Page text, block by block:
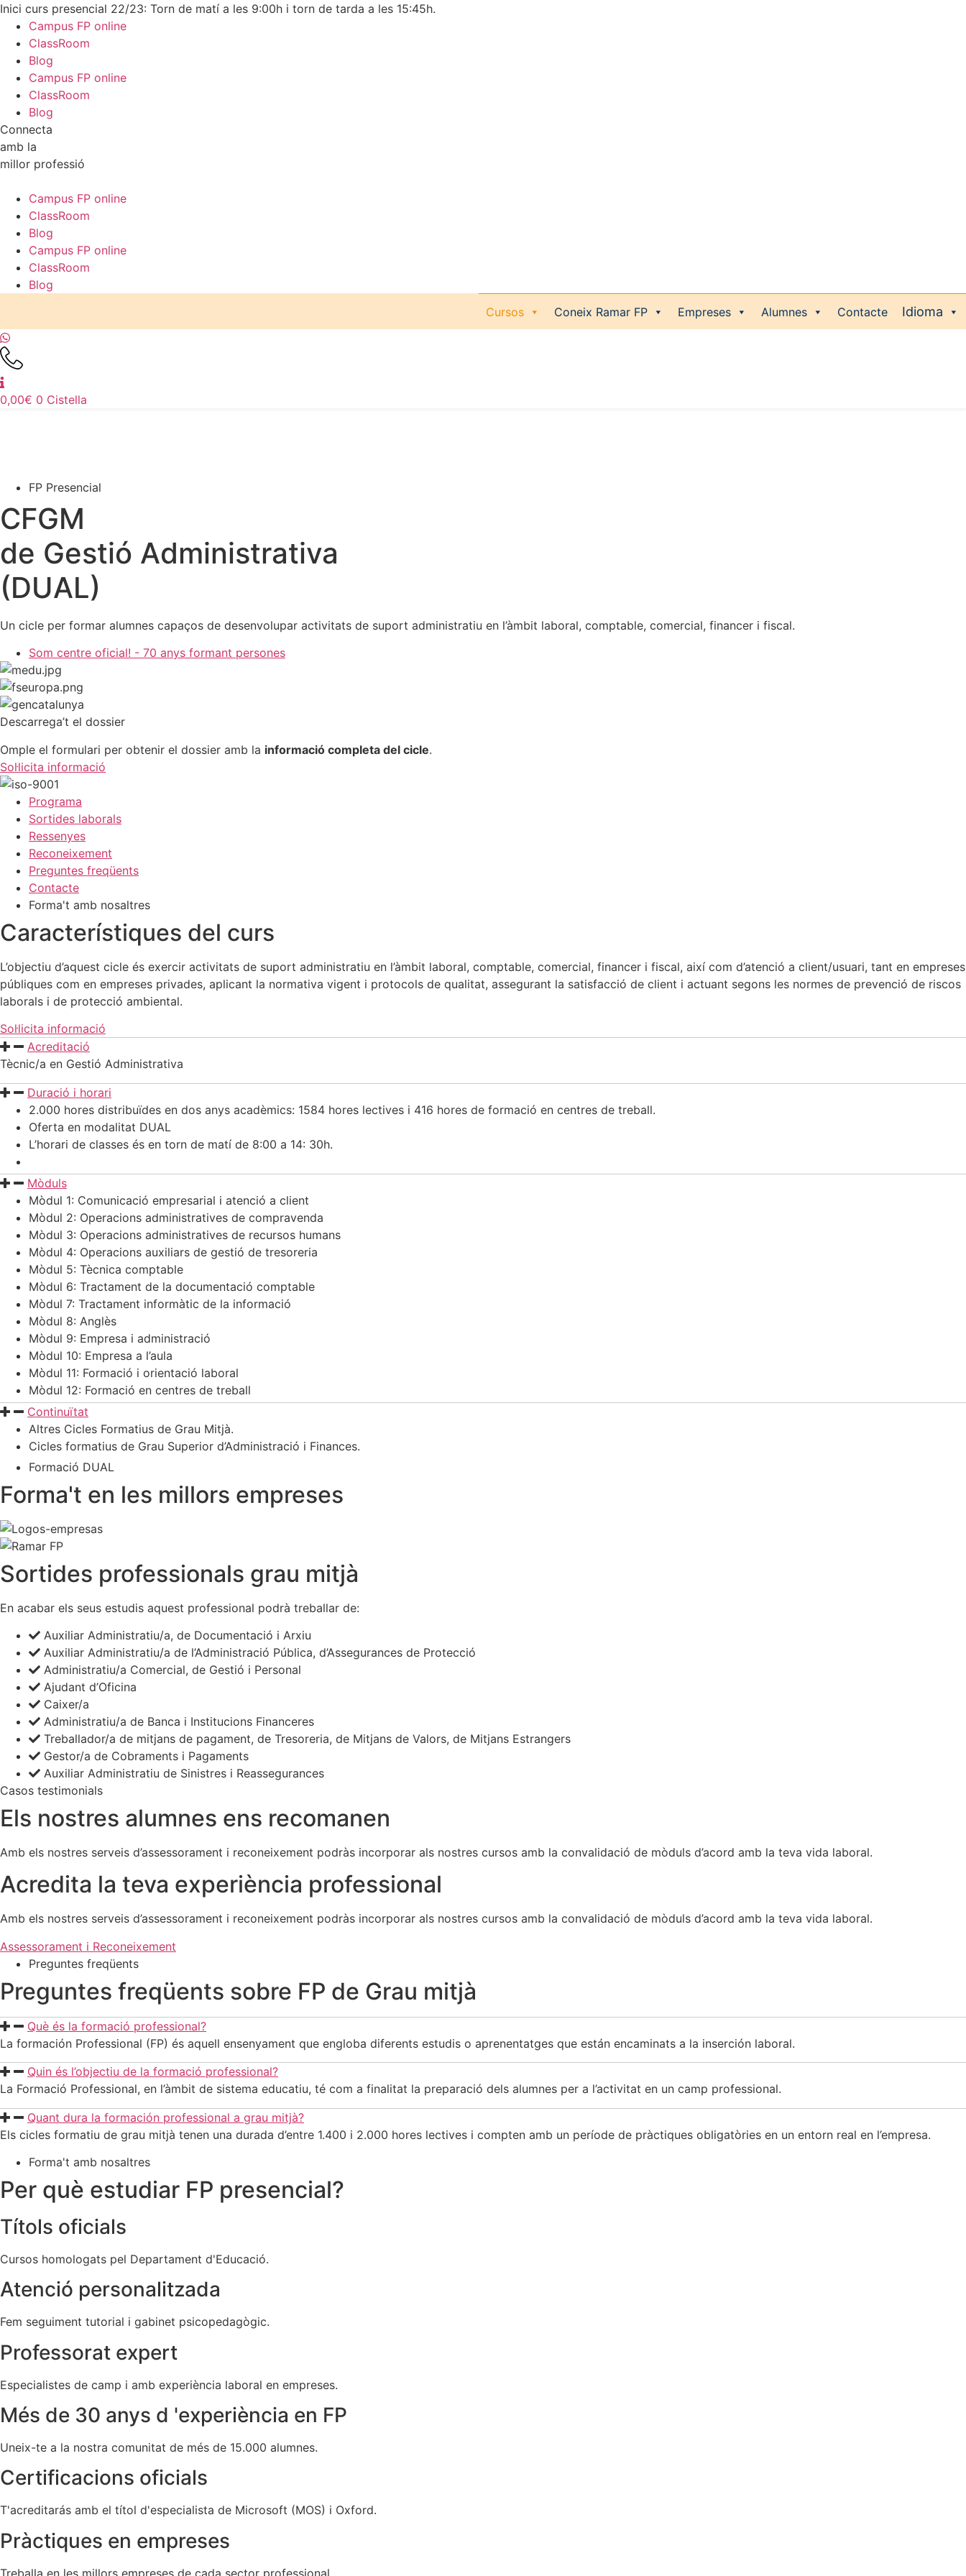
Inici curs presencial 22/23: Torn de matí a les 9:00h i torn de tarda a les 15:45h.
Campus FP online
ClassRoom
Blog
Campus FP online
ClassRoom
Blog
Connecta
amb la
millor professió
Campus FP online
ClassRoom
Blog
Campus FP online
ClassRoom
Blog
Cursos
Coneix Ramar FP Empreses Alumnes Contacte
0,00€ 0 Cistella
FP Presencial
CFGM
de Gestió Administrativa
(DUAL)
Un cicle per formar alumnes capaços de desenvolupar activitats de suport administratiu en l’àmbit laboral, comptable, comercial, financer i fiscal.
Som centre oficial! - 70 anys formant persones
Descarrega’t el dossier
Omple el formulari per obtenir el dossier amb la informació completa del cicle.
Sol·licita informació
Programa
Sortides laborals
Ressenyes
Reconeixement
Preguntes freqüents
Contacte
Forma't amb nosaltres
Característiques del curs
L’objectiu d’aquest cicle és exercir activitats de suport administratiu en l’àmbit laboral, comptable, comercial, financer i fiscal, així com d’atenció a client/usuari, tant en empreses
públiques com en empreses privades, aplicant la normativa vigent i protocols de qualitat, assegurant la satisfacció de client i actuant segons les normes de prevenció de riscos
laborals i de protecció ambiental.
Sol·licita informació
Acreditació
Tècnic/a en Gestió Administrativa
Duració i horari
2.000 hores distribuïdes en dos anys acadèmics: 1584 hores lectives i 416 hores de formació en centres de treball.
Oferta en modalitat DUAL
L’horari de classes és en torn de matí de 8:00 a 14: 30h.
Mòduls
Mòdul 1: Comunicació empresarial i atenció a client
Mòdul 2: Operacions administratives de compravenda
Mòdul 3: Operacions administratives de recursos humans
Mòdul 4: Operacions auxiliars de gestió de tresoreria
Mòdul 5: Tècnica comptable
Mòdul 6: Tractament de la documentació comptable
Mòdul 7: Tractament informàtic de la informació
Mòdul 8: Anglès
Mòdul 9: Empresa i administració
Mòdul 10: Empresa a l’aula
Mòdul 11: Formació i orientació laboral
Mòdul 12: Formació en centres de treball
Continuïtat
Altres Cicles Formatius de Grau Mitjà.
Cicles formatius de Grau Superior d’Administració i Finances.
Formació DUAL
Forma't en les millors empreses
Sortides professionals grau mitjà
En acabar els seus estudis aquest professional podrà treballar de:
Auxiliar Administratiu/a, de Documentació i Arxiu
Auxiliar Administratiu/a de l’Administració Pública, d’Assegurances de Protecció
Administratiu/a Comercial, de Gestió i Personal
Ajudant d’Oficina
Caixer/a
Administratiu/a de Banca i Institucions Financeres
Treballador/a de mitjans de pagament, de Tresoreria, de Mitjans de Valors, de Mitjans Estrangers
Gestor/a de Cobraments i Pagaments
Auxiliar Administratiu de Sinistres i Reassegurances
Casos testimonials
Els nostres alumnes ens recomanen
Amb els nostres serveis d’assessorament i reconeixement podràs incorporar als nostres cursos amb la convalidació de mòduls d’acord amb la teva vida laboral.
Acredita la teva experiència professional
Amb els nostres serveis d’assessorament i reconeixement podràs incorporar als nostres cursos amb la convalidació de mòduls d’acord amb la teva vida laboral.
Assessorament i Reconeixement
Preguntes freqüents
Preguntes freqüents sobre FP de Grau mitjà
Què és la formació professional?
La formación Professional (FP) és aquell ensenyament que engloba diferents estudis o aprenentatges que están encaminats a la inserción laboral.
Quin és l’objectiu de la formació professional?
La Formació Professional, en l’àmbit de sistema educatiu, té com a finalitat la preparació dels alumnes per a l’activitat en un camp professional.
Quant dura la formación professional a grau mitjà?
Els cicles formatiu de grau mitjà tenen una durada d’entre 1.400 i 2.000 hores lectives i compten amb un període de pràctiques obligatòries en un entorn real en l’empresa.
Forma't amb nosaltres
Per què estudiar FP presencial?
Títols oficials
Cursos homologats pel Departament d'Educació.
Atenció personalitzada
Fem seguiment tutorial i gabinet psicopedagògic.
Professorat expert
Especialistes de camp i amb experiència laboral en empreses.
Més de 30 anys d 'experiència en FP
Uneix-te a la nostra comunitat de més de 15.000 alumnes.
Certificacions oficials
T'acreditarás amb el títol d'especialista de Microsoft (MOS) i Oxford.
Pràctiques en empreses
Treballa en les millors empreses de cada sector professional.